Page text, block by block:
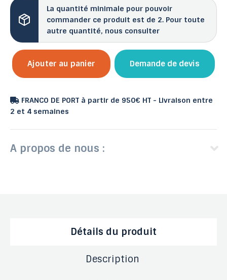
La quantité minimale pour pouvoir
commander ce produit est de 2. Pour toute
autre quantité, nous consulter
Ajouter au panier Demande de devis
FRANCO DE PORT à partir de 950€ HT - Livraison entre
2 et 4 semaines
A propos de nous :
Détails du produit
Description